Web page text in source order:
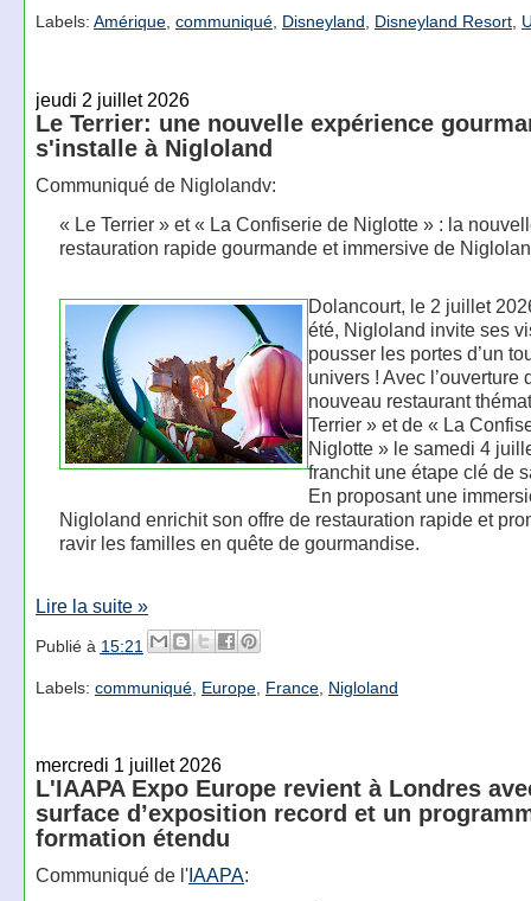
Labels: Amérique, communiqué, Disneyland, Disneyland Resort,
jeudi 2 juillet 2026
Le Terrier: une nouvelle expérience
s'installe à Nigloland
Communiqué de Niglolandv:
« Le Terrier » et « La Confiserie de Niglotte » : la
restauration rapide gourmande et immersive de
Dolancourt, le 2 juillet
été, Nigloland invite ses
pousser les portes d’un
univers ! Avec l’ouverture
nouveau restaurant
Terrier » et de « La
Niglotte » le samedi 4
franchit une étape clé de
En proposant une
Nigloland enrichit son offre de restauration rapide et
ravir les familles en quête de gourmandise.
Lire la suite »
Publié à 15:21
Labels: communiqué, Europe, France, Nigloland
mercredi 1 juillet 2026
L'IAAPA Expo Europe revient à Londres
surface d’exposition record et un
formation étendu
Communiqué de l'IAAPA: